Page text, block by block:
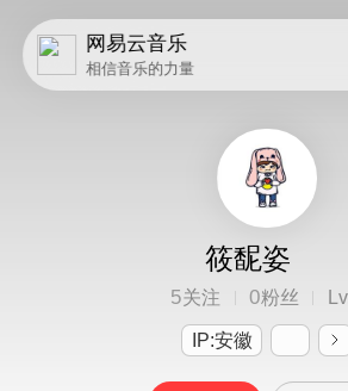
网易云音乐
相信音乐的力量
筱馜姿
5关注 0粉丝
IP:安徽